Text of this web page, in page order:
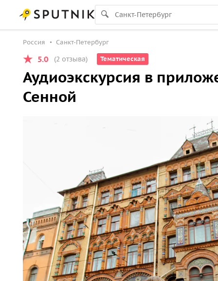
Россия Санкт-Петербург
5.0 (2 отзыва) Тематическая
Аудиоэкскурсия в
Сенной